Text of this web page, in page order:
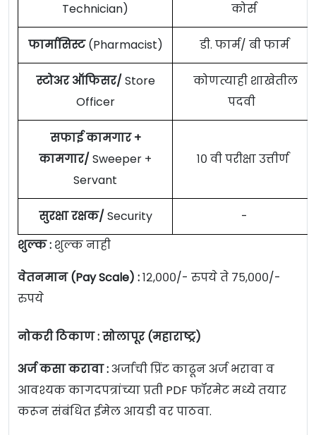
Technician)
कोर्स
फार्मासिस्ट(Pharmacist) डी. फार्म/ बी फार्म
स्टोअर ऑफिसर/ Store
Officer
कोणत्याही शाखेतील
पदवी
सफाई कामगार +
कामगार/ Sweeper +
Servant
१० वी परीक्षा उत्तीर्ण
सुरक्षा रक्षक/ Security
-
शुल्क : शुल्क नाही
वेतनमान (Pay Scale) :१२,०००/- रुपये ते ७५,०००/-
रुपये
नोकरी ठिकाण :सोलापूर(महाराष्ट्र)
अर्ज कसा करावा :अर्जाची प्रिंट काढून अर्ज भरावा व
आवश्यक कागदपत्रांच्या प्रती PDF फॉरमेट मध्ये तयार
करून संबंधित ईमेल आयडी वर पाठवा.